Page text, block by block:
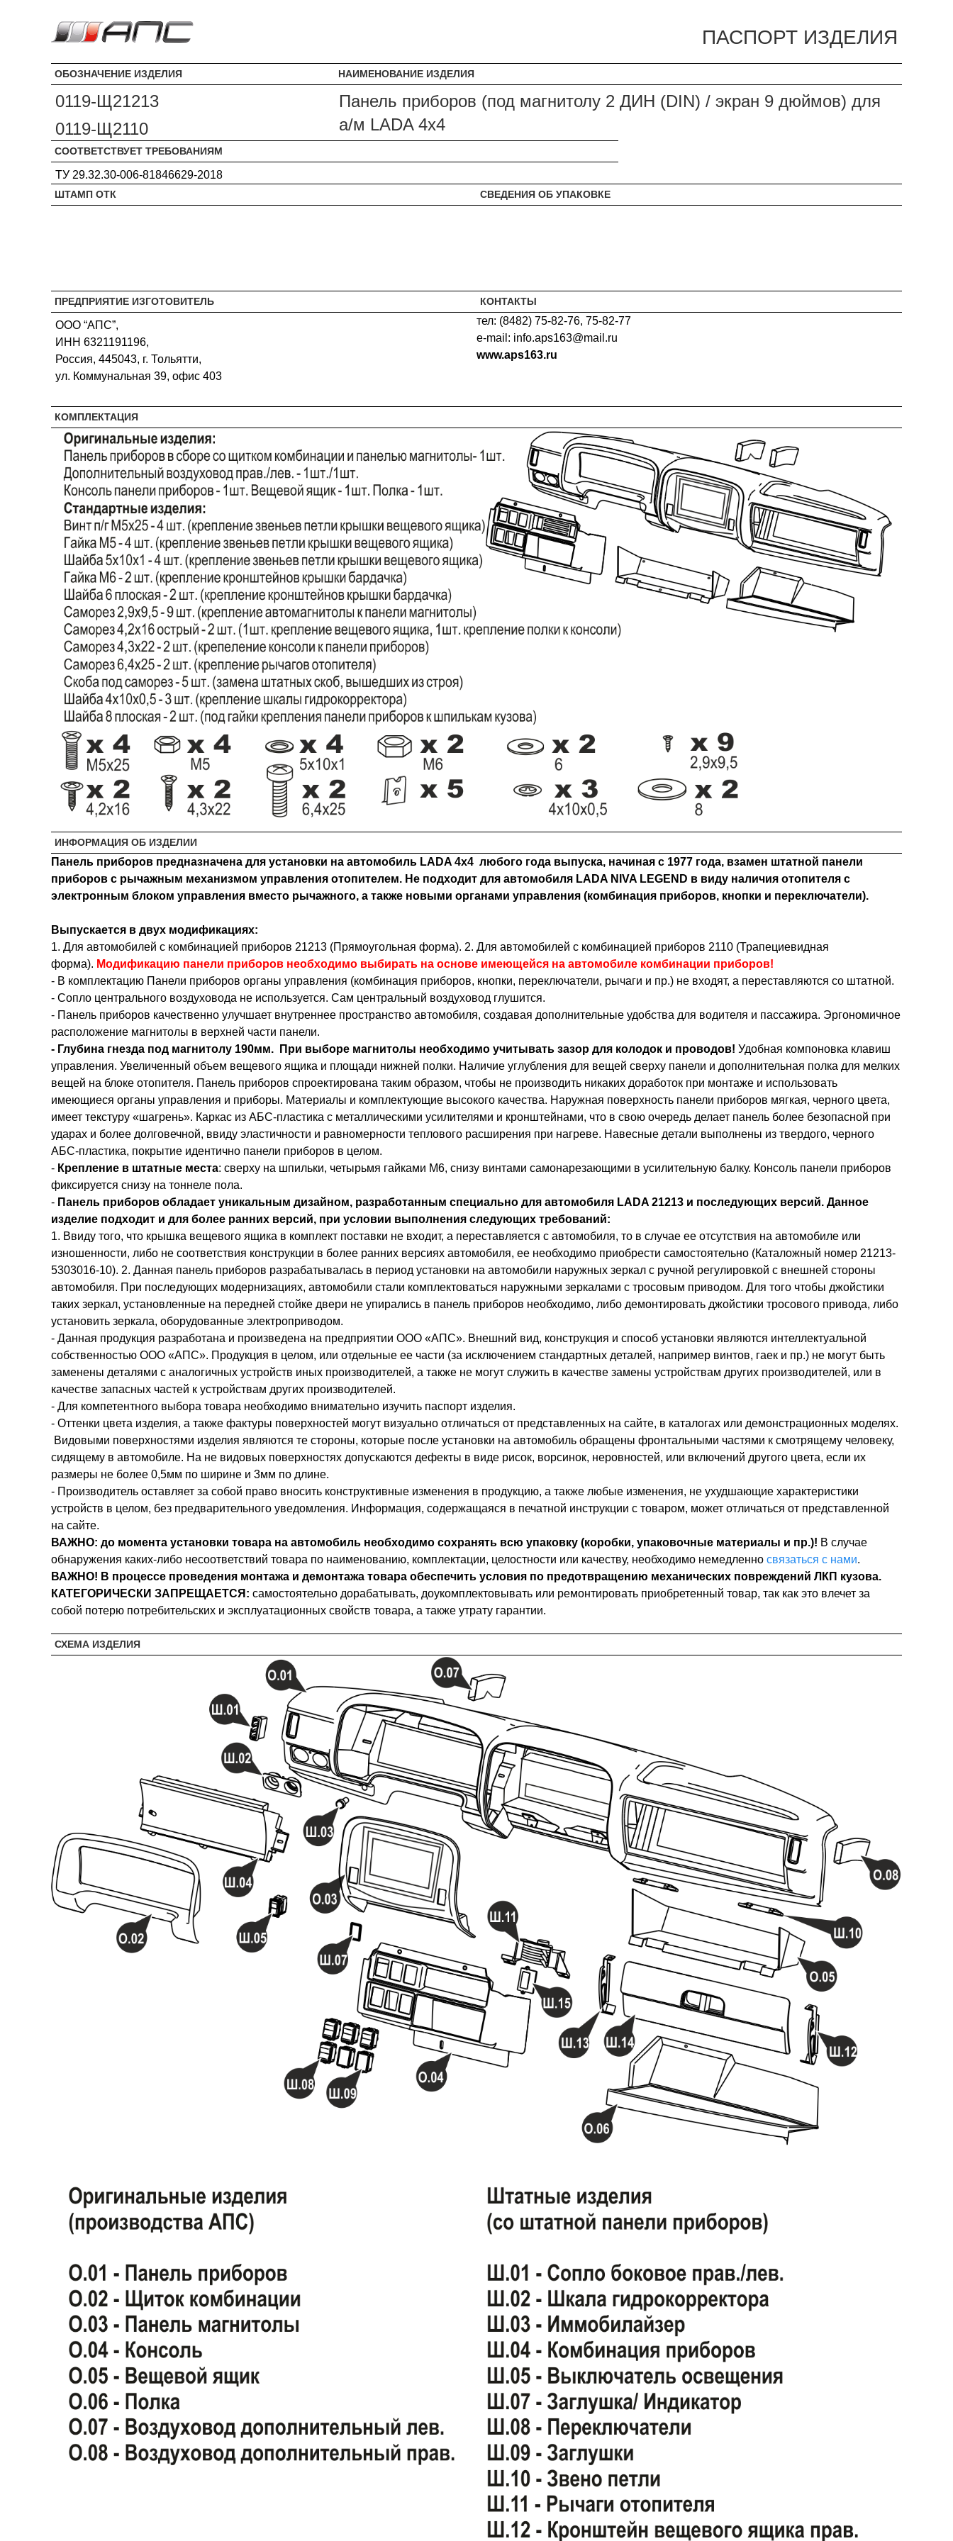
ПАСПОРТ ИЗДЕЛИЯ
ОБОЗНАЧЕНИЕ ИЗДЕЛИЯ
0119-Щ21213
0119-Щ2110
НАИМЕНОВАНИЕ ИЗДЕЛИЯ
Панель приборов (под магнитолу 2 ДИН (DIN) / экран 9 дюймов) для
а/м LADA 4х4
СООТВЕТСТВУЕТ ТРЕБОВАНИЯМ
ТУ 29.32.30-006-81846629-2018
ШТАМП ОТК СВЕДЕНИЯ ОБ УПАКОВКЕ
ПРЕДПРИЯТИЕ ИЗГОТОВИТЕЛЬ
ООО “АПС”,
ИНН 6321191196,
Россия, 445043, г. Тольятти,
ул. Коммунальная 39, офис 403
КОНТАКТЫ
тел: (8482) 75-82-76, 75-82-77
e-mail: info.aps163@mail.ru
www.aps163.ru
КОМПЛЕКТАЦИЯ
ИНФОРМАЦИЯ ОБ ИЗДЕЛИИ
Панель приборов предназначена для установки на автомобиль LADA 4x4 любого года выпуска, начиная с 1977 года, взамен штатной панели
приборов с рычажным механизмом управления отопителем. Не подходит для автомобиля LADA NIVA LEGEND в виду наличия отопителя с
электронным блоком управления вместо рычажного, а также новыми органами управления (комбинация приборов, кнопки и переключатели).
Выпускается в двух модификациях:
1. Для автомобилей с комбинацией приборов 21213 (Прямоугольная форма). 2. Для автомобилей с комбинацией приборов 2110 (Трапециевидная
форма). Модификацию панели приборов необходимо выбирать на основе имеющейся на автомобиле комбинации приборов!
- В комплектацию Панели приборов органы управления (комбинация приборов, кнопки, переключатели, рычаги и пр.) не входят, а переставляются со штатной.
- Сопло центрального воздуховода не используется. Сам центральный воздуховод глушится.
- Панель приборов качественно улучшает внутреннее пространство автомобиля, создавая дополнительные удобства для водителя и пассажира. Эргономичное
расположение магнитолы в верхней части панели.
- Глубина гнезда под магнитолу 190мм.
При выборе магнитолы необходимо учитывать зазор для колодок и проводов! Удобная компоновка клавиш
управления. Увеличенный объем вещевого ящика и площади нижней полки. Наличие углубления для вещей сверху панели и дополнительная полка для мелких
вещей на блоке отопителя. Панель приборов спроектирована таким образом, чтобы не производить никаких доработок при монтаже и использовать
имеющиеся органы управления и приборы. Материалы и комплектующие высокого качества. Наружная поверхность панели приборов мягкая, черного цвета,
имеет текстуру «шагрень». Каркас из АБС-пластика с металлическими усилителями и кронштейнами, что в свою очередь делает панель более безопасной при
ударах и более долговечной, ввиду эластичности и равномерности теплового расширения при нагреве. Навесные детали выполнены из твердого, черного
АБС-пластика, покрытие идентично панели приборов в целом.
- Крепление в штатные места: сверху на шпильки, четырьмя гайками М6, снизу винтами самонарезающими в усилительную балку. Консоль панели приборов
фиксируется снизу на тоннеле пола.
- Панель приборов обладает уникальным дизайном, разработанным специально для автомобиля LADA 21213 и последующих версий. Данное
изделие подходит и для более ранних версий, при условии выполнения следующих требований:
1. Ввиду того, что крышка вещевого ящика в комплект поставки не входит, а переставляется с автомобиля, то в случае ее отсутствия на автомобиле или
изношенности, либо не соответствия конструкции в более ранних версиях автомобиля, ее необходимо приобрести самостоятельно (Каталожный номер 21213-
5303016-10). 2. Данная панель приборов разрабатывалась в период установки на автомобили наружных зеркал с ручной регулировкой с внешней стороны
автомобиля. При последующих модернизациях, автомобили стали комплектоваться наружными зеркалами с тросовым приводом. Для того чтобы джойстики
таких зеркал, установленные на передней стойке двери не упирались в панель приборов необходимо, либо демонтировать джойстики тросового привода, либо
установить зеркала, оборудованные электроприводом.
- Данная продукция разработана и произведена на предприятии ООО «АПС». Внешний вид, конструкция и способ установки являются интеллектуальной
собственностью ООО «АПС». Продукция в целом, или отдельные ее части (за исключением стандартных деталей, например винтов, гаек и пр.) не могут быть
заменены деталями с аналогичных устройств иных производителей, а также не могут служить в качестве замены устройствам других производителей, или в
качестве запасных частей к устройствам других производителей.
- Для компетентного выбора товара необходимо внимательно изучить паспорт изделия.
- Оттенки цвета изделия, а также фактуры поверхностей могут визуально отличаться от представленных на сайте, в каталогах или демонстрационных моделях.
Видовыми поверхностями изделия являются те стороны, которые после установки на автомобиль обращены фронтальными частями к смотрящему человеку,
сидящему в автомобиле. На не видовых поверхностях допускаются дефекты в виде рисок, ворсинок, неровностей, или включений другого цвета, если их
размеры не более 0,5мм по ширине и 3мм по длине.
- Производитель оставляет за собой право вносить конструктивные изменения в продукцию, а также любые изменения, не ухудшающие характеристики
устройств в целом, без предварительного уведомления. Информация, содержащаяся в печатной инструкции с товаром, может отличаться от представленной
на сайте.
ВАЖНО: до момента установки товара на автомобиль необходимо сохранять всю упаковку (коробки, упаковочные материалы и пр.)! В случае
обнаружения каких-либо несоответствий товара по наименованию, комплектации, целостности или качеству, необходимо немедленно связаться с нами.
ВАЖНО! В процессе проведения монтажа и демонтажа товара обеспечить условия по предотвращению механических повреждений ЛКП кузова.
КАТЕГОРИЧЕСКИ ЗАПРЕЩАЕТСЯ: самостоятельно дорабатывать, доукомплектовывать или ремонтировать приобретенный товар, так как это влечет за
собой потерю потребительских и эксплуатационных свойств товара, а также утрату гарантии.
СХЕМА ИЗДЕЛИЯ